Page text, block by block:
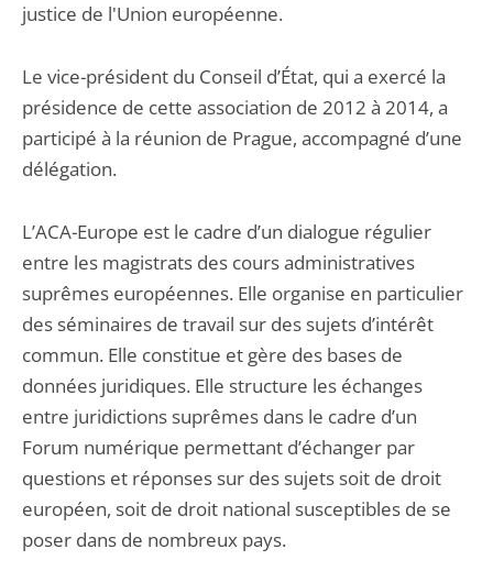
justice de l'Union européenne.
Le vice-président du Conseil d’État, qui a exercé la
présidence de cette association de 2012 à 2014, a
participé à la réunion de Prague, accompagné d’une
délégation.
L’ACA-Europe est le cadre d’un dialogue régulier
entre les magistrats des cours administratives
suprêmes européennes. Elle organise en particulier
des séminaires de travail sur des sujets d’intérêt
commun. Elle constitue et gère des bases de
données juridiques. Elle structure les échanges
entre juridictions suprêmes dans le cadre d’un
Forum numérique permettant d’échanger par
questions et réponses sur des sujets soit de droit
européen, soit de droit national susceptibles de se
poser dans de nombreux pays.